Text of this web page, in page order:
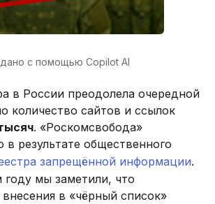
с помощью Copilot AI
в России преодолела очередной
количество сайтов и ссылок
. «Роскомсвобода»
в результате общественного
запрещённой информации.
мы заметили, что
в «чёрный список»